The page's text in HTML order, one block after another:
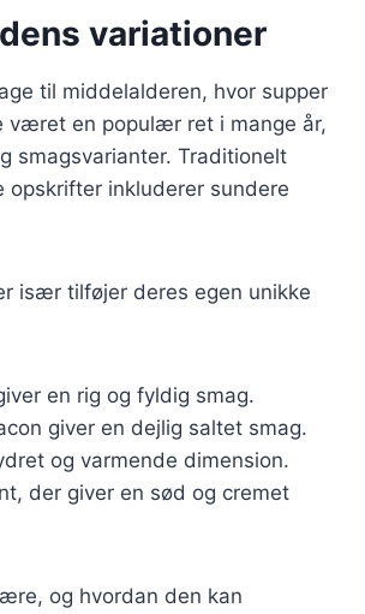
variationer
til middelalderen, hvor supper
været en populær ret i mange år,
smagsvarianter. Traditionelt
opskrifter inkluderer sundere
især tilføjer deres egen unikke
en rig og fyldig smag.
giver en dejlig saltet smag.
og varmende dimension.
der giver en sød og cremet
og hvordan den kan